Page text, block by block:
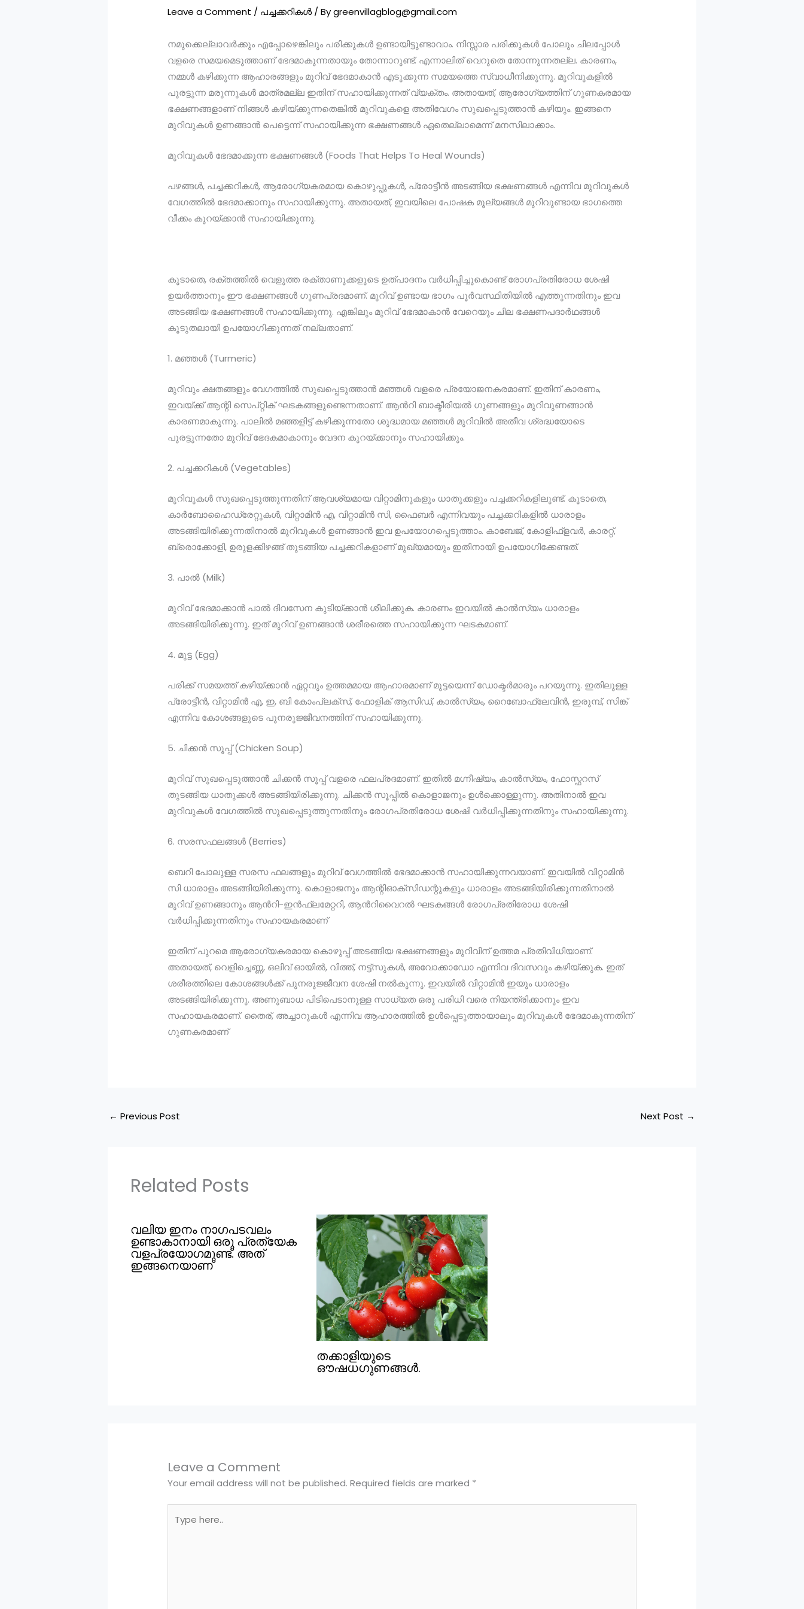
Leave a Comment / പച്ചക്കറികൾ / Bygreenvillagblog@gmail.com
നമുക്കെല്ലാവർക്കും എപ്പോഴെങ്കിലും പരിക്കുകൾ ഉണ്ടായിട്ടുണ്ടാവാം. നിസ്സാര പരിക്കുകൾ പോലും ചിലപ്പോൾ
വളരെ സമയമെടുത്താണ് ഭേദമാകുന്നതായും തോന്നാറുണ്ട്. എന്നാലിത് വെറുതെ തോന്നുന്നതല്ല. കാരണം,
നമ്മൾ കഴിക്കുന്ന ആഹാരങ്ങളും മുറിവ് ഭേദമാകാൻ എടുക്കുന്ന സമയത്തെ സ്വാധീനിക്കുന്നു. മുറിവുകളിൽ
പുരട്ടുന്ന മരുന്നുകൾ മാത്രമല്ല ഇതിന് സഹായിക്കുന്നത് വ്യക്തം. അതായത്, ആരോഗ്യത്തിന് ഗുണകരമായ
ഭക്ഷണങ്ങളാണ് നിങ്ങൾ കഴിയ്ക്കുന്നതെങ്കിൽ മുറിവുകളെ അതിവേഗം സുഖപ്പെടുത്താൻ കഴിയും. ഇങ്ങനെ
മുറിവുകൾ ഉണങ്ങാൻ പെട്ടെന്ന് സഹായിക്കുന്ന ഭക്ഷണങ്ങൾ ഏതെല്ലാമെന്ന് മനസിലാക്കാം.
മുറിവുകൾ ഭേദമാക്കുന്ന ഭക്ഷണങ്ങൾ (Foods That Helps To Heal Wounds)
പഴങ്ങൾ, പച്ചക്കറികൾ, ആരോഗ്യകരമായ കൊഴുപ്പുകൾ, പ്രോട്ടീൻ അടങ്ങിയ ഭക്ഷണങ്ങൾ എന്നിവ മുറിവുകൾ
വേഗത്തിൽ ഭേദമാക്കാനും സഹായിക്കുന്നു. അതായത്, ഇവയിലെ പോഷക മൂല്യങ്ങൾ മുറിവുണ്ടായ ഭാഗത്തെ
വീക്കം കുറയ്ക്കാൻ സഹായിക്കുന്നു.
കൂടാതെ, രക്തത്തിൽ വെളുത്ത രക്താണുക്കളുടെ ഉത്പാദനം വർധിപ്പിച്ചുകൊണ്ട് രോഗപ്രതിരോധ ശേഷി
ഉയർത്താനും ഈ ഭക്ഷണങ്ങൾ ഗുണപ്രദമാണ്. മുറിവ് ഉണ്ടായ ഭാഗം പൂർവസ്ഥിതിയിൽ എത്തുന്നതിനും ഇവ
അടങ്ങിയ ഭക്ഷണങ്ങൾ സഹായിക്കുന്നു. എങ്കിലും മുറിവ് ഭേദമാകാൻ വേറെയും ചില ഭക്ഷണപദാർഥങ്ങൾ
കൂടുതലായി ഉപയോഗിക്കുന്നത് നല്ലതാണ്.
1. മഞ്ഞൾ (Turmeric)
മുറിവും ക്ഷതങ്ങളും വേഗത്തിൽ സുഖപ്പെടുത്താൻ മഞ്ഞൾ വളരെ പ്രയോജനകരമാണ്. ഇതിന് കാരണം,
ഇവയ്ക്ക് ആന്റി സെപ്റ്റിക് ഘടകങ്ങളുണ്ടെന്നതാണ്. ആൻറി ബാക്ടീരിയൽ ഗുണങ്ങളും മുറിവുണങ്ങാൻ
കാരണമാകുന്നു. പാലിൽ മഞ്ഞളിട്ട് കഴിക്കുന്നതോ ശുദ്ധമായ മഞ്ഞൾ മുറിവിൽ അതീവ ശ്രദ്ധയോടെ
പുരട്ടുന്നതോ മുറിവ് ഭേദകമാകാനും വേദന കുറയ്ക്കാനും സഹായിക്കും.
2. പച്ചക്കറികൾ (Vegetables)
മുറിവുകൾ സുഖപ്പെടുത്തുന്നതിന് ആവശ്യമായ വിറ്റാമിനുകളും ധാതുക്കളും പച്ചക്കറികളിലുണ്ട്. കൂടാതെ,
കാർബോഹൈഡ്രേറ്റുകൾ, വിറ്റാമിൻ എ, വിറ്റാമിൻ സി, ഫൈബർ എന്നിവയും പച്ചക്കറികളിൽ ധാരാളം
അടങ്ങിയിരിക്കുന്നതിനാൽ മുറിവുകൾ ഉണങ്ങാൻ ഇവ ഉപയോഗപ്പെടുത്താം. കാബേജ്, കോളിഫ്ളവർ, കാരറ്റ്,
ബ്രൊക്കോളി, ഉരുളക്കിഴങ്ങ് തുടങ്ങിയ പച്ചക്കറികളാണ് മുഖ്യമായും ഇതിനായി ഉപയോഗിക്കേണ്ടത്.
3. പാൽ (Milk)
മുറിവ് ഭേദമാക്കാൻ പാൽ ദിവസേന കുടിയ്ക്കാൻ ശീലിക്കുക. കാരണം ഇവയിൽ കാൽസ്യം ധാരാളം
അടങ്ങിയിരിക്കുന്നു. ഇത് മുറിവ് ഉണങ്ങാൻ ശരീരത്തെ സഹായിക്കുന്ന ഘടകമാണ്.
4. മുട്ട (Egg)
പരിക്ക് സമയത്ത് കഴിയ്ക്കാൻ ഏറ്റവും ഉത്തമമായ ആഹാരമാണ് മുട്ടയെന്ന് ഡോക്ടർമാരും പറയുന്നു. ഇതിലുള്ള
പ്രോട്ടീൻ, വിറ്റാമിൻ എ, ഇ, ബി കോംപ്ലക്സ്, ഫോളിക് ആസിഡ്, കാൽസ്യം, റൈബോഫ്ലേവിൻ, ഇരുമ്പ്, സിങ്ക്
എന്നിവ കോശങ്ങളുടെ പുനരുജ്ജീവനത്തിന് സഹായിക്കുന്നു.
5. ചിക്കൻ സൂപ്പ് (Chicken Soup)
മുറിവ് സുഖപ്പെടുത്താൻ ചിക്കൻ സൂപ്പ് വളരെ ഫലപ്രദമാണ്. ഇതിൽ മഗ്നീഷ്യം, കാൽസ്യം, ഫോസ്ഫറസ്
തുടങ്ങിയ ധാതുക്കൾ അടങ്ങിയിരിക്കുന്നു. ചിക്കൻ സൂപ്പിൽ കൊളാജനും ഉൾക്കൊള്ളുന്നു. അതിനാൽ ഇവ
മുറിവുകൾ വേഗത്തിൽ സുഖപ്പെടുത്തുന്നതിനും രോഗപ്രതിരോധ ശേഷി വർധിപ്പിക്കുന്നതിനും സഹായിക്കുന്നു.
6. സരസഫലങ്ങൾ (Berries)
ബെറി പോലുള്ള സരസ ഫലങ്ങളും മുറിവ് വേഗത്തിൽ ഭേദമാക്കാൻ സഹായിക്കുന്നവയാണ്. ഇവയിൽ വിറ്റാമിൻ
സി ധാരാളം അടങ്ങിയിരിക്കുന്നു. കൊളാജനും ആന്റിഓക്‌സിഡന്റുകളും ധാരാളം അടങ്ങിയിരിക്കുന്നതിനാൽ
മുറിവ് ഉണങ്ങാനും ആൻറി-ഇൻഫ്ലമേറ്ററി, ആൻറിവൈറൽ ഘടകങ്ങൾ രോഗപ്രതിരോധ ശേഷി
വർധിപ്പിക്കുന്നതിനും സഹായകരമാണ്
ഇതിന് പുറമെ ആരോഗ്യകരമായ കൊഴുപ്പ് അടങ്ങിയ ഭക്ഷണങ്ങളും മുറിവിന് ഉത്തമ പ്രതിവിധിയാണ്.
അതായത്, വെളിച്ചെണ്ണ, ഒലിവ് ഓയിൽ, വിത്ത്, നട്ട്സുകൾ, അവോക്കാഡോ എന്നിവ ദിവസവും കഴിയ്ക്കുക. ഇത്
ശരീരത്തിലെ കോശങ്ങൾക്ക് പുനരുജ്ജീവന ശേഷി നൽകുന്നു. ഇവയിൽ വിറ്റാമിൻ ഇയും ധാരാളം
അടങ്ങിയിരിക്കുന്നു. അണുബാധ പിടിപെടാനുള്ള സാധ്യത ഒരു പരിധി വരെ നിയന്ത്രിക്കാനും ഇവ
സഹായകരമാണ്. തൈര്, അച്ചാറുകൾ എന്നിവ ആഹാരത്തിൽ ഉൾപ്പെടുത്തായാലും മുറിവുകൾ ഭേദമാകുന്നതിന്
ഗുണകരമാണ്
← Previous Post Next Post →
Related Posts
വലിയ ഇനം നാഗപടവലം
ഉണ്ടാകാനായി ഒരു പ്രത്യേക
വളപ്രയോഗമുണ്ട്. അത്
ഇങ്ങനെയാണ്
തക്കാളിയുടെ
ഔഷധഗുണങ്ങൾ.
Leave a Comment
Your email address will not be published. Required fields are marked *
here..